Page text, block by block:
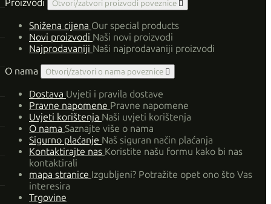
Proizvodi Otvori/zatvori proizvodi poveznice 
Snižena cijena Our special products
Novi proizvodi Naši novi proizvodi
Najprodavaniji Naši najprodavaniji proizvodi
O nama
Otvori/zatvori o nama poveznice 
Dostava Uvjeti i pravila dostave
Pravne napomene Pravne napomene
Uvjeti korištenja Naši uvjeti korištenja
O nama Saznajte više o nama
Sigurno plaćanje Naš siguran način plaćanja
Kontaktirajte nas Koristite našu formu kako bi nas
kontaktirali
mapa stranice Izgubljeni? Potražite opet ono što Vas
interesira
Trgovine